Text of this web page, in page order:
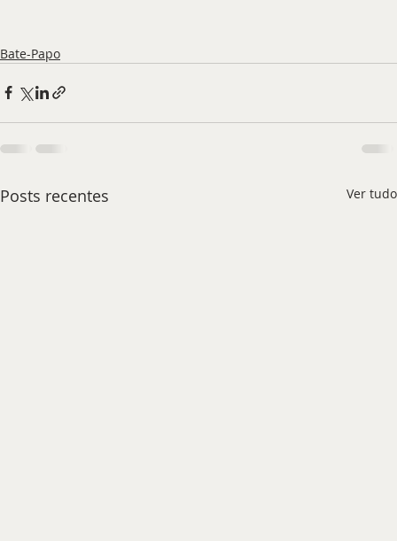
Bate-Papo
Posts recentes Ver tudo